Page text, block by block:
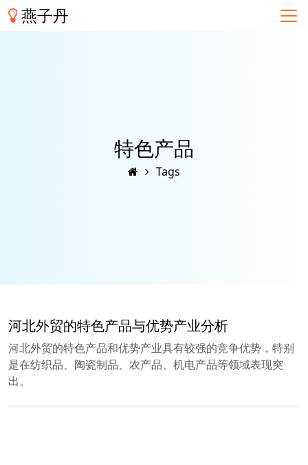
燕子丹
特色产品
Tags
河北外贸的特色产品与优势产业分析
河北外贸的特色产品和优势产业具有较强的竞争优势，特别
是在纺织品、陶瓷制品、农产品、机电产品等领域表现突
出。